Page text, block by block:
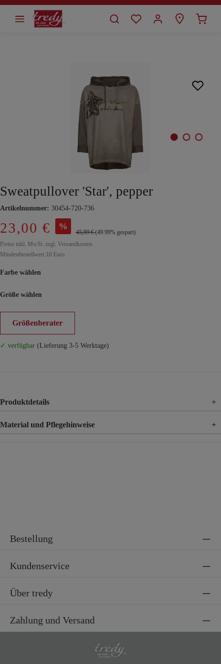
springen
Sweatpullover 'Star', pepper
Artikelnummer: 30454-720-736
23,00 € %
45,99 €(49.99% gespart)
Preise inkl. MwSt. zzgl. Versandkosten
Mindestbestellwert 10 Euro
Farbe wählen
Größe wählen
Größenberater
✓ verfügbar (Lieferung 3-5 Werktage)
Produktdetails +
Material und Pflegehinweise +
Bestellung
Kundenservice
Über tredy
Zahlung und Versand